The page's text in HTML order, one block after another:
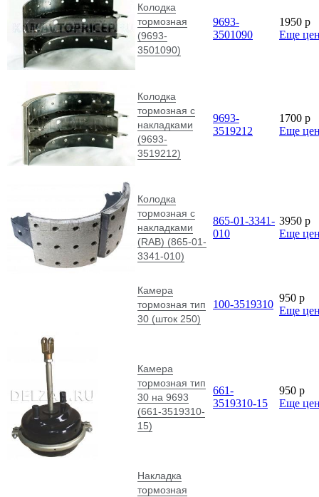
Колодка
тормозная
(9693-
3501090)
9693-
3501090
1950 p
Еще
Колодка
тормозная с
накладками
(9693-
3519212)
9693-
3519212
1700 p
Еще
Колодка
тормозная с
накладками
(RAB) (865-01-
3341-010)
865-01-3341-
010
3950 p
Еще
Камера
тормозная тип
30 (шток 250)
100-3519310
950 p
Еще
Камера
тормозная тип
30 на 9693
(661-3519310-
15)
661-
3519310-15
950 p
Еще
Накладка
тормозная